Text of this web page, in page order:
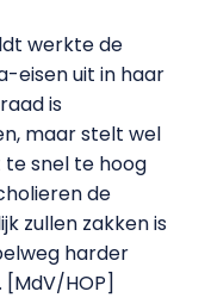
werkte de
eisen uit in haar
is
maar stelt wel
snel te hoog
de
zullen zakken is
harder
HOP]